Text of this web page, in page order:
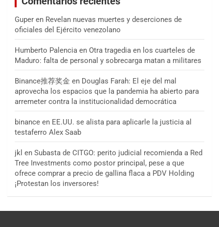
Guper en Revelan nuevas muertes y deserciones de
oficiales del Ejército venezolano
Humberto Palencia en Otra tragedia en los cuarteles de
Maduro: falta de personal y sobrecarga matan a militares
Binance推荐奖金 en Douglas Farah: El eje del mal
aprovecha los espacios que la pandemia ha abierto para
arremeter contra la institucionalidad democrática
binance en EE.UU. se alista para aplicarle la justicia al
testaferro Alex Saab
jkl en Subasta de CITGO: perito judicial recomienda a Red
Tree Investments como postor principal, pese a que
ofrece comprar a precio de gallina flaca a PDV Holding
¡Protestan los inversores!